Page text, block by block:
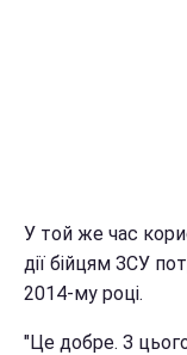
У той же час
дії бійцям ЗСУ
2014-му році.
"Це добре. З